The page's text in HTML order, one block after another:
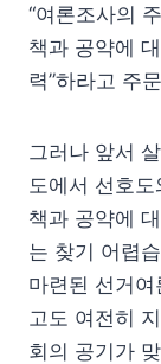
“여론조사의
책과 공약에
력”하라고 주
그러나 앞서
도에서 선호
책과 공약에
는 찾기 어렵
마련된 선거
고도 여전히
회의 공기가